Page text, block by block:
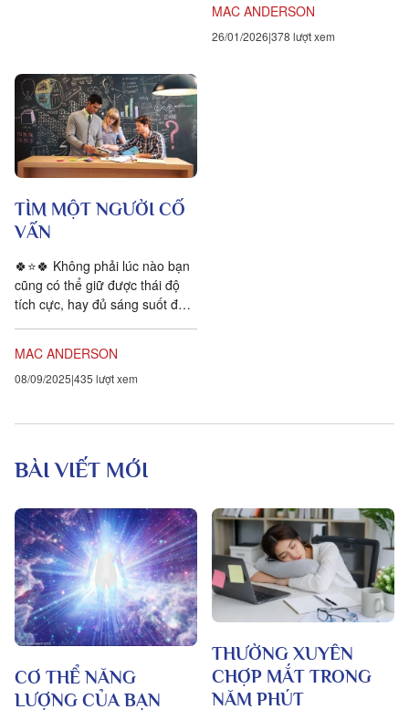
MAC ANDERSON
26/01/2026 378 lượt xem
TÌM MỘT NGƯỜI CỐ
VẤN
🍀⭐️🍀 Không phải lúc nào bạn
cũng có thể giữ được thái độ
tích cực, hay đủ sáng suốt để
MAC ANDERSON
08/09/2025 435 lượt xem
BÀI VIẾT MỚI
CƠ THỂ NĂNG
LƯỢNG CỦA BẠN
THƯỜNG XUYÊN
CHỢP MẮT TRONG
NĂM PHÚT